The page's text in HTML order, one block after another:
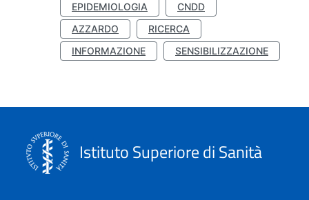
EPIDEMIOLOGIA
CNDD
AZZARDO
RICERCA
INFORMAZIONE
SENSIBILIZZAZIONE
Istituto Superiore di Sanità